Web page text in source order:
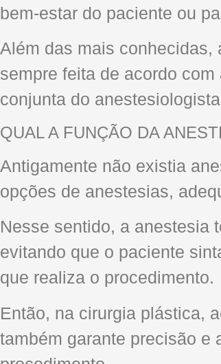
bem-estar do paciente ou
Além das mais conhecidas,
sempre feita de acordo
conjunta do
QUAL A FUNÇÃO DA
Antigamente não existia
opções de anestesias,
Nesse sentido, a anestesia
evitando que o paciente
que realiza o procedimento.
Então, na cirurgia plástica,
também garante precisão e